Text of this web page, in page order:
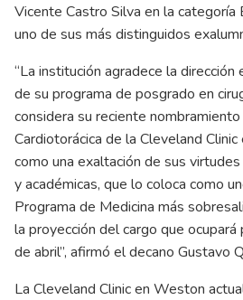
Vicente Castro Silva en la categoría
uno de sus más distinguidos
“La institución agradece la
de su programa de posgrado en
considera su reciente
Cardiotorácica de la Cleveland
como una exaltación de sus
y académicas, que lo coloca como
Programa de Medicina más
la proyección del cargo que
de abril”, afirmó el decano Gustavo
La Cleveland Clinic en Weston